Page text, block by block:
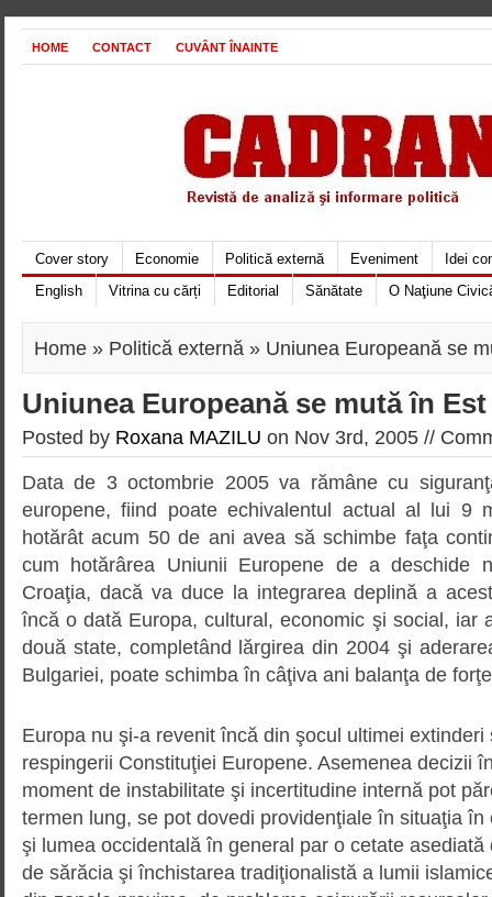
HOME CONTACT CUVÂNT ÎNAINTE
Cover story Economie Politică externă Eveniment
Idei
English
Vitrina cu cărți Editorial Sănătate O Naţiune
Home » Politică externă » Uniunea Europeană se
Uniunea Europeană se mută în Est
Posted by Roxana MAZILU on Nov 3rd, 2005 //
Data de 3 octombrie 2005 va rămâne cu
europene, fiind poate echivalentul actual al lui 9
hotărât acum 50 de ani avea să schimbe faţa
cum hotărârea Uniunii Europene de a deschide
Croaţia, dacă va duce la integrarea deplină a
încă o dată Europa, cultural, economic şi social, iar
două state, completând lărgirea din 2004 şi
Bulgariei, poate schimba în câţiva ani balanţa de
Europa nu şi-a revenit încă din şocul ultimei extinderi
respingerii Constituţiei Europene. Asemenea decizii
moment de instabilitate şi incertitudine internă pot
termen lung, se pot dovedi providenţiale în situaţia
şi lumea occidentală în general par o cetate
de sărăcia şi închistarea tradiţionalistă a lumii